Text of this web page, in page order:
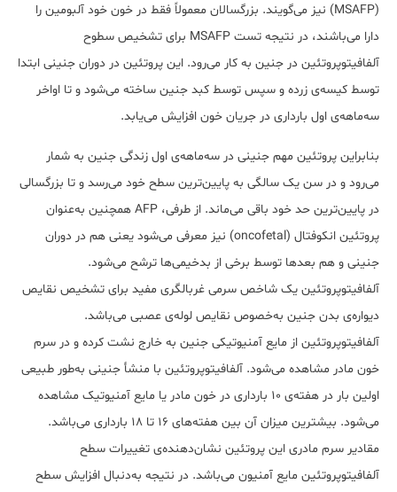
(MSAFP) نیز می‌گویند. بزرگسالان معمولاً فقط در خون خود آلبومین را
دارا می‌باشند، در نتیجه تست MSAFP برای تشخیص سطوح
آلفافیتوپروتئین در جنین به کار می‌رود. این پروتئین در دوران جنینی ابتدا
توسط کیسه‌ی زرده و سپس توسط کبد جنین ساخته می‌شود و تا اواخر
سه‌ماهه‌ی اول بارداری در جریان خون افزایش می‌یابد.
بنابراین پروتئین مهم جنینی در سه‌ماهه‌ی اول زندگی جنین به شمار
می‌رود و در سن یک سالگی به پایین‌ترین سطح خود می‌رسد و تا بزرگسالی
در پایین‌ترین حد خود باقی می‌ماند. از طرفی، AFP همچنین به‌عنوان
پروتئین انکوفتال (oncofetal) نیز معرفی می‌شود یعنی هم در دوران
جنینی و هم بعدها توسط برخی از بدخیمی‌ها ترشح می‌شود.
آلفافیتوپروتئین یک شاخص سرمی غربالگری مفید برای تشخیص نقایص
دیواره‌ی بدن جنین به‌خصوص نقایص لوله‌ی عصبی می‌باشد.
آلفافیتوپروتئین از مایع آمنیوتیکی جنین به خارج نشت کرده و در سرم
خون مادر مشاهده می‌شود. آلفافیتوپروتئین با منشأ جنینی به‌طور طبیعی
اولین بار در هفته‌ی 10 بارداری در خون مادر یا مایع آمنیوتیک مشاهده
می‌شود. بیشترین میزان آن بین هفته‌های 16 تا 18 بارداری می‌باشد.
مقادیر سرم مادری این پروتئین نشان‌دهنده‌ی تغییرات سطح
آلفافیتوپروتئین مایع آمنیون می‌باشد. در نتیجه به‌دنبال افزایش سطح